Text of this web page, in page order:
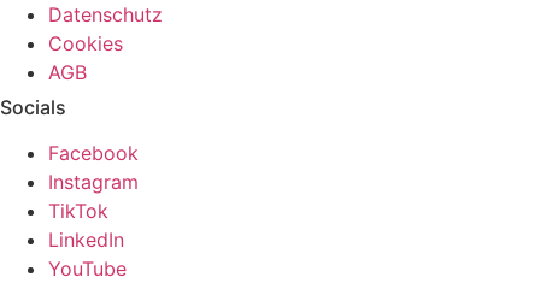
Datenschutz
Cookies
AGB
Socials
Facebook
Instagram
TikTok
LinkedIn
YouTube